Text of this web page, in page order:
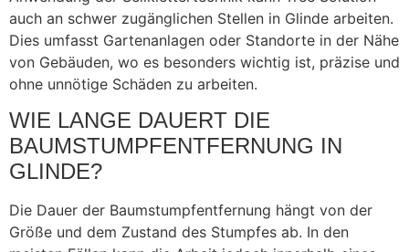
auch an schwer zugänglichen Stellen in Glinde arbeiten.
Dies umfasst Gartenanlagen oder Standorte in der Nähe
von Gebäuden, wo es besonders wichtig ist, präzise und
ohne unnötige Schäden zu arbeiten.
WIE LANGE DAUERT DIE
BAUMSTUMPFENTFERNUNG IN
GLINDE?
Die Dauer der Baumstumpfentfernung hängt von der
Größe und dem Zustand des Stumpfes ab. In den